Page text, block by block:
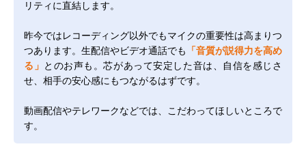
リティに直結します。
昨今ではレコーディング以外でもマイクの重要性は高まりつ
つあります。生配信やビデオ通話でも
「音質が説得力を高め
る」 とのお声も。芯があって安定した音は、自信を感じさ
せ、相手の安心感にもつながるはずです。
動画配信やテレワークなどでは、こだわってほしいところで
す。